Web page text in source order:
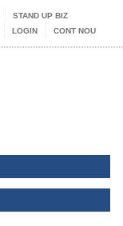
STAND UP BIZ
LOGIN CONT NOU